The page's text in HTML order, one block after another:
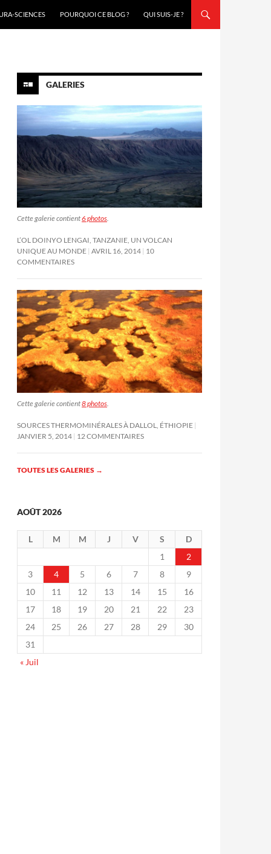
SCIENCES POURQUOI CE BLOG ? QUI SUIS-JE ?
GALERIES
Cette galerie contient6 photos.
L’OL DOINYO LENGAI, TANZANIE, UN VOLCAN
UNIQUE AU MONDE AVRIL 16, 2014 10
COMMENTAIRES
Cette galerie contient8 photos
SOURCES THERMOMINÉRALES À DALLOL, ÉTHIOPIE
JANVIER 5, 2014 12 COMMENTAIRES
TOUTES LES GALERIES →
AOÛT 2026
L M M J V S
D
1
2
3
4 5 6 7 8
9
10
11 12 13 14 15
16
17
18 19 20 21 22
23
24
25 26 27 28 29
30
31
« Juil